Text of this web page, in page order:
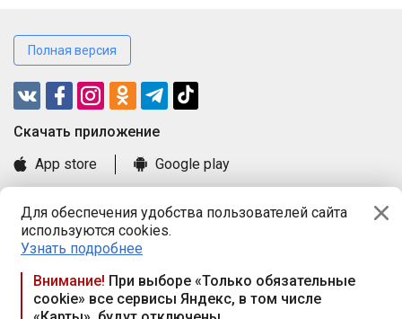
Для обеспечения удобства пользователей сайта
используются cookies.
Узнать подробнее
Внимание! При выборе «Только обязательные
cookie» все сервисы Яндекс, в том числе
Полная версия
Cкачать приложение
App store
Google play
Книга замечаний и предложений
Правила и документы
Praca.by © 2000—2026, ООО «ПРАЦА БАЙ»
Республика Беларусь, 220114, г. Минск, пр-т Независимости
117а, пом. № 9.